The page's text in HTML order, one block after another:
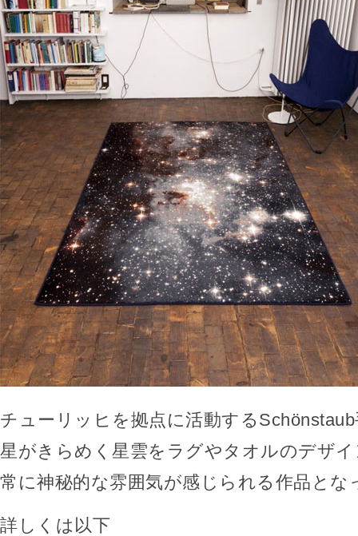
チューリッヒを拠点に活動する
星がきらめく星雲をラグやタオルのデザ
常に神秘的な雰囲気が感じられる作品とな
詳しくは以下